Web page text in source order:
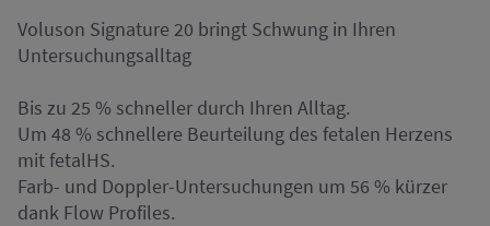
Voluson Signature 20 bringt Schwung in Ihren
Untersuchungsalltag
Bis zu 25 % schneller durch Ihren Alltag.
Um 48 % schnellere Beurteilung des fetalen Herzens
mit fetalHS.
Farb- und Doppler-Untersuchungen um 56 % kürzer
dank Flow Profiles.